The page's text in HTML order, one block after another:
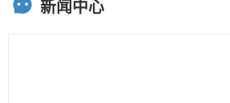
新闻中心